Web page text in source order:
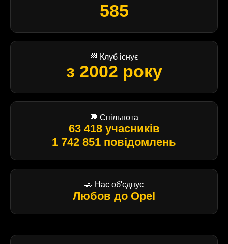
585
🏁 Клуб існує
з 2002 року
💬 Спільнота
63 418 учасників
1 742 851 повідомлень
🚗 Нас об'єднує
Любов до Opel